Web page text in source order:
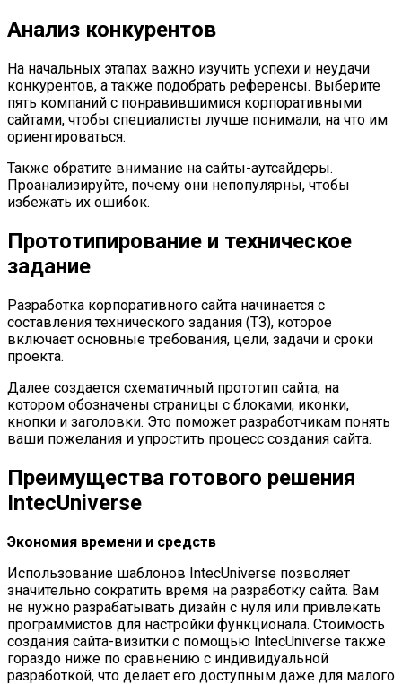
Анализ конкурентов
На начальных этапах важно изучить успехи и неудачи
конкурентов, а также подобрать референсы. Выберите
пять компаний с понравившимися корпоративными
сайтами, чтобы специалисты лучше понимали, на что им
ориентироваться.
Также обратите внимание на сайты-аутсайдеры.
Проанализируйте, почему они непопулярны, чтобы
избежать их ошибок.
Прототипирование и техническое
задание
Разработка корпоративного сайта начинается с
составления технического задания (ТЗ), которое
включает основные требования, цели, задачи и сроки
проекта.
Далее создается схематичный прототип сайта, на
котором обозначены страницы с блоками, иконки,
кнопки и заголовки. Это поможет разработчикам понять
ваши пожелания и упростить процесс создания сайта.
Преимущества готового решения
IntecUniverse
Экономия времени и средств
Использование шаблонов IntecUniverse позволяет
значительно сократить время на разработку сайта. Вам
не нужно разрабатывать дизайн с нуля или привлекать
программистов для настройки функционала. Стоимость
создания сайта-визитки с помощью IntecUniverse также
гораздо ниже по сравнению с индивидуальной
разработкой, что делает его доступным даже для малого